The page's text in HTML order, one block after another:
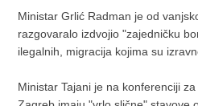
Ministar Grlić Radman je od
razgovaralo izdvojio "zajedničku
ilegalnih, migracija kojima su
Ministar Tajani je na konferenciji